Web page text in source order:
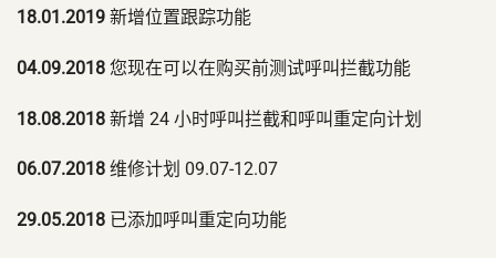
18.01.2019 新增位置跟踪功能
04.09.2018 您现在可以在购买前测试呼叫拦截功能
18.08.2018 新增 24 小时呼叫拦截和呼叫重定向计划
06.07.2018 维修计划 09.07-12.07
29.05.2018 已添加呼叫重定向功能